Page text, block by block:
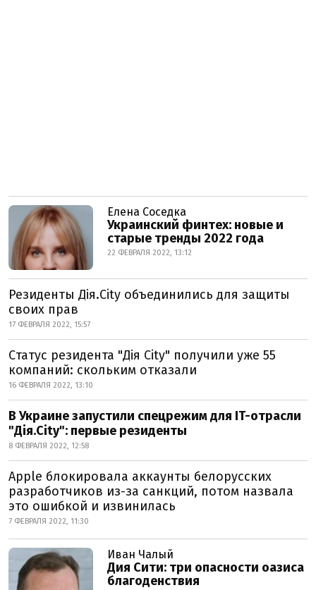
Елена Соседка
Украинский финтех: новые и
старые тренды 2022 года
22 ФЕВРАЛЯ 2022, 13:12
Резиденты Дія.Сity объединились для защиты
своих прав
17 ФЕВРАЛЯ 2022, 15:57
Cтатус резидента "Дія City" получили уже 55
компаний: скольким отказали
16 ФЕВРАЛЯ 2022, 13:10
В Украине запустили спецрежим для IT-отрасли
"Дія.City": первые резиденты
8 ФЕВРАЛЯ 2022, 12:58
Apple блокировала аккаунты белорусских
разработчиков из-за санкций, потом назвала
это ошибкой и извинилась
7 ФЕВРАЛЯ 2022, 11:30
Иван Чалый
Дия Сити: три опасности оазиса
благоденствия